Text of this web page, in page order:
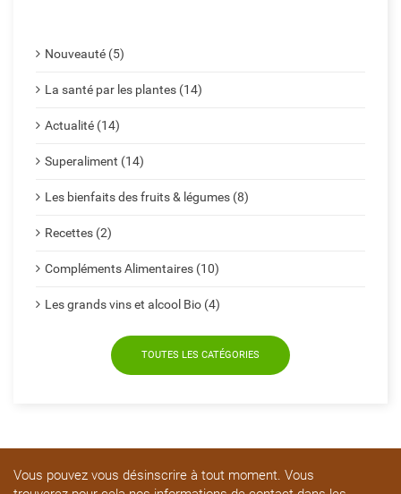
Nouveauté (5)
La santé par les plantes (14)
Actualité (14)
Superaliment (14)
Les bienfaits des fruits & légumes (8)
Recettes (2)
Compléments Alimentaires (10)
Les grands vins et alcool Bio (4)
TOUTES LES CATÉGORIES
Vous pouvez vous désinscrire à tout moment. Vous